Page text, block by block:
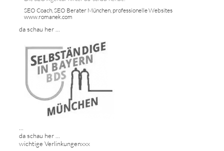
SEO Coach, SEO Berater München, professionelle Websites
www.romanek.com
da schau her ...
da schau her ...
wichtige Verlinkungenxxx